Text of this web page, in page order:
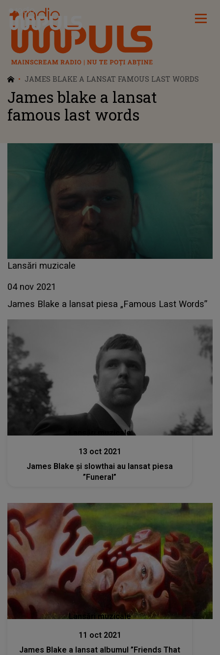
Radio Impuls
JAMES BLAKE A LANSAT FAMOUS LAST WORDS
James blake a lansat
famous last words
Lansări muzicale
04 nov 2021
James Blake a lansat piesa „Famous Last Words”
Lansări muzicale
13 oct 2021
James Blake și slowthai au lansat piesa
”Funeral”
Lansări muzicale
11 oct 2021
James Blake a lansat albumul ”Friends That